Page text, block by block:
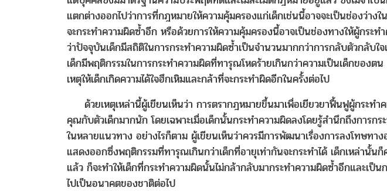
แตกต่างออกไปว่าการที่กฎหมายให้ความคุ้มครองแก่เด็กเช่นนี้อาจจะเป็นช่องว่า
จะกระทำความผิดซ้ำอีก หรือด้วยการให้ความคุ้มครองนี้อาจเป็นช่องทางให้ผู้กระ
ว่าปัจจุบันเด็กมีสถิติในการกระทำความผิดซ้ำเป็นจำนวนมากกว่าการกลับตัวกลับ
เด็กมีพฤติกรรมในการกระทำความผิดที่ทารุณโหดร้ายเกินกว่าความเป็นเด็กของ
เหตุให้เด็กเกิดความได้ใจฮึกเหิมและกล้าที่จะกระทำผิดอีกในครั้งต่อไป
ด้วยเหตุเหล่านี้ผู้เขียนเห็นว่า การตรากฎหมายขึ้นมาเพื่อเยียวยาฟื้นฟูผู้กระทำ
คุณกับตัวเด็กมากนัก โดยเฉพาะเมื่อเด็กนั้นกระทำความผิดลงโดยรู้สำนึกถึงกา
ในหลายแนวทาง อย่างไรก็ตาม ผู้เขียนเห็นว่าควรมีการพัฒนาเรื่องการลงโทษ
แสดงออกซึ่งพฤติกรรมที่ทารุณเกินกว่าเด็กที่อายุเท่ากันจะกระทำได้ เด็กเหล่านั้น
แล้ว ก็จะทำให้เด็กที่กระทำความผิดนั้นไม่กล้ากลับมากระทำความผิดซ้ำอีกและเ
ไปเป็นอนาคตของชาติต่อไป